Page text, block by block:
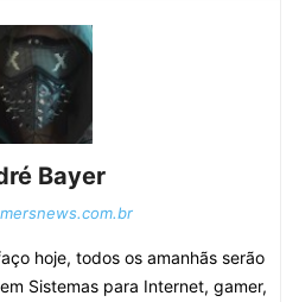
Bayer
hoje, todos os amanhãs serão
Sistemas para Internet, gamer,